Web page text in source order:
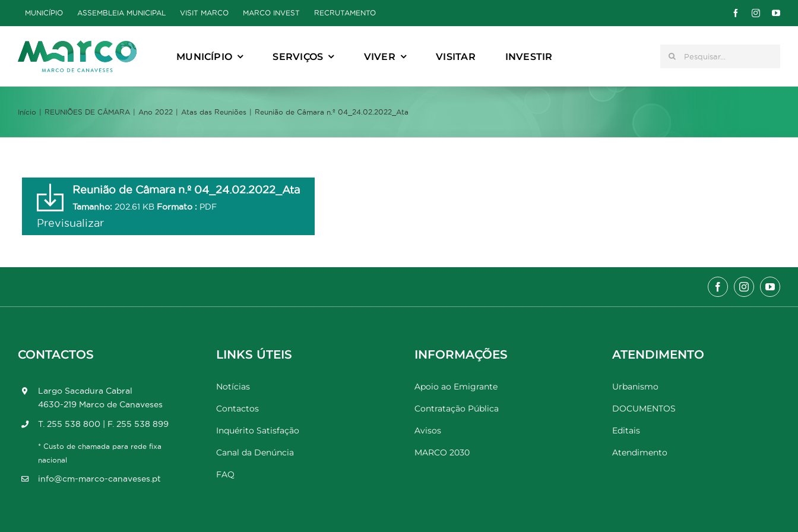
to
content
MUNICÍPIO ASSEMBLEIA MUNICIPAL VISIT MARCO MARCO INVEST RECRUTAMENTO
MUNICÍPIO SERVIÇOS VIVER VISITAR INVESTIR Pesquisar
Início REUNIÕES DE CÂMARA Ano 2022 Atas das Reuniões Reunião de Câmara n.º 04_24.02.2022_Ata
Reunião de Câmara n.º 04_24.02.2022_Ata
Tamanho: 202.61 KB Formato : PDF
Previsualizar
CONTACTOS
Largo Sacadura Cabral
4630-219 Marco de Canaveses
T. 255 538 800 | F. 255 538 899
* Custo de chamada para rede fixa
nacional
info@cm-marco-canaveses.pt
LINKS ÚTEIS
Notícias
Contactos
Inquérito Satisfação
Canal da Denúncia
FAQ
INFORMAÇÕES
Apoio ao Emigrante
Contratação Pública
Avisos
MARCO 2030
ATENDIMENTO
Urbanismo
DOCUMENTOS
Editais
Atendimento